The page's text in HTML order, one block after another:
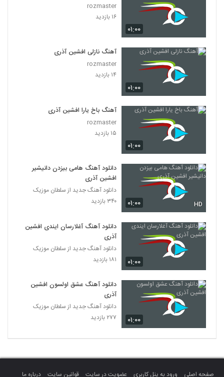
۰۱:۰۰
rozmaster
۱۶ بازدید
۰۱:۰۰
آهنگ نازلی افشین آذری
rozmaster
۱۴ بازدید
۰۱:۰۰
آهنگ باخ یارا افشین آذری
rozmaster
۱۵ بازدید
۰۱:۰۰ HD
دانلود آهنگ هامی بیزدن دانیشیر
افشین آذری
دانلود آهنگ جدید از سلطان موزیک
۳۴۰ بازدید
۰۱:۰۰
دانلود آهنگ آغلارسان ایندی افشین
آذری
دانلود آهنگ جدید از سلطان موزیک
۱۸۱ بازدید
۰۱:۰۰
دانلود آهنگ عشق اولسون افشین
آذری
دانلود آهنگ جدید از سلطان موزیک
۲۷۷ بازدید
صفحه اصلی ورود به پنل کاربری عضویت در سایت قوانین سایت درباره ما